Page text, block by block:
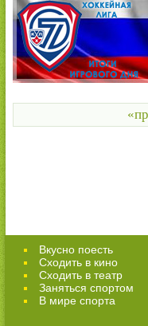
Вкусно поесть
Сходить в кино
Cходить в театр
Заняться спортом
В мире спорта